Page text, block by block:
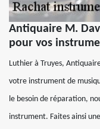
Antiquaire M.
pour vos
Luthier à Truyes,
votre instrument de
le besoin de réparation,
instrument. Faites ainsi